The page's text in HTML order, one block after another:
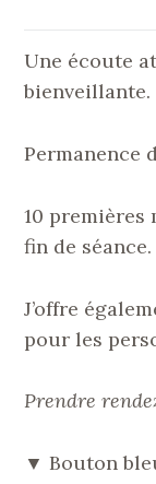
Une écoute
bienveillante.
Permanence
10
fin de séance.
J’offre
pour les
Prendre
▼ Bouton